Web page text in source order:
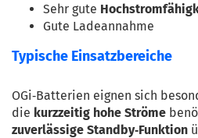
Sehr gute
Gute Ladeannahme
Typische Einsatzbereiche
OGi‑Batterien eignen sich
die kurzzeitig hohe Ströme
zuverlässige Standby‑Funktion